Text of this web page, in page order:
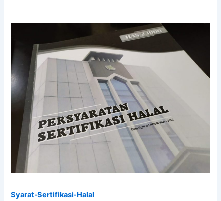
Syarat-Sertifikasi-Halal